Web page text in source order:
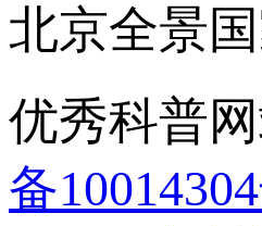
北京全景
优秀科普
备